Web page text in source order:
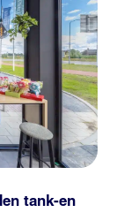
tank-en